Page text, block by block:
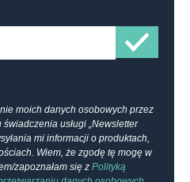
moich danych osobowych przez
usługi „Newsletter
mi informacji o produktach,
Wiem, że zgodę tę mogę w
zapoznałam się z Polityką